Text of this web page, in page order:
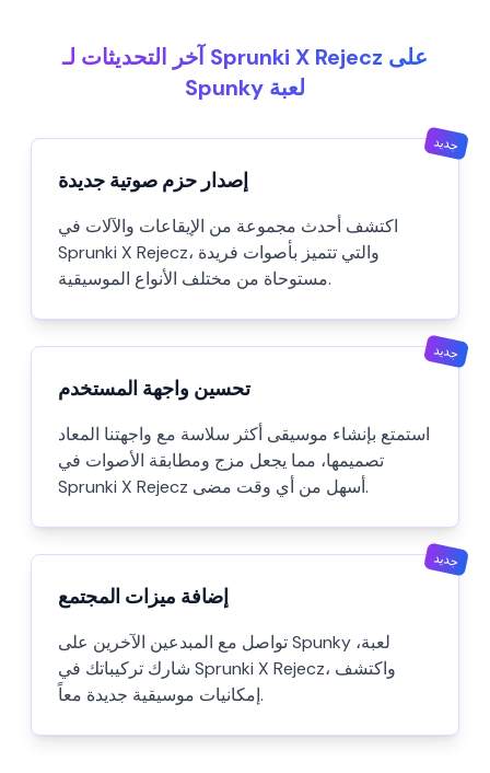
آخر التحديثات لـ Sprunki X Rejecz على
Spunky لعبة
جديد
إصدار حزم صوتية جديدة
اكتشف أحدث مجموعة من الإيقاعات والآلات في
Sprunki X Rejecz، والتي تتميز بأصوات فريدة
مستوحاة من مختلف الأنواع الموسيقية.
جديد
تحسين واجهة المستخدم
استمتع بإنشاء موسيقى أكثر سلاسة مع واجهتنا المعاد
تصميمها، مما يجعل مزج ومطابقة الأصوات في
Sprunki X Rejecz أسهل من أي وقت مضى.
جديد
إضافة ميزات المجتمع
تواصل مع المبدعين الآخرين على Spunky لعبة،
شارك تركيباتك في Sprunki X Rejecz، واكتشف
إمكانيات موسيقية جديدة معاً.